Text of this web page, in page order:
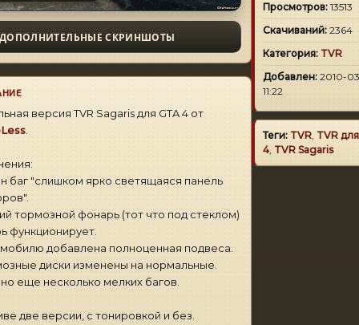
ДОПОЛНИТЕЛЬНЫЕ СКРИНШОТЫ
версия TVR Sagaris для GTA 4 от
баг "слишком ярко светящаяся панель
тормозной фонарь (тот что под стеклом)
функционирует.
добавлена полноценная подвеса.
диски изменены на нормальные.
еще несколько мелких багов.
две версии, с тонировкой и без.
Просмотров: 13513
Скачиваний: 2364
Категория: TVR
Добавлен: 2010-
11:22
Теги: TVR, TVR
4, TVR Sagaris